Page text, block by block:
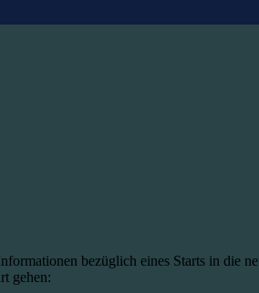
bezüglich eines Starts in die
gehen: